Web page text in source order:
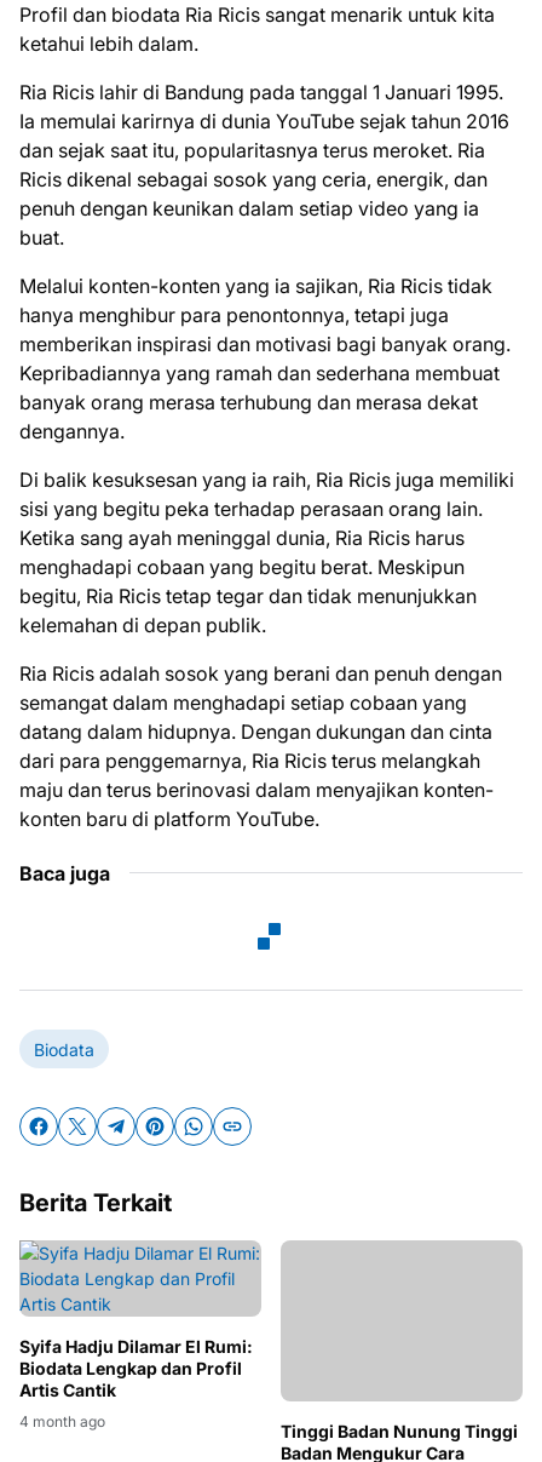
Profil dan biodata Ria Ricis sangat menarik untuk kita
ketahui lebih dalam.
Ria Ricis lahir di Bandung pada tanggal 1 Januari 1995.
Ia memulai karirnya di dunia YouTube sejak tahun 2016
dan sejak saat itu, popularitasnya terus meroket. Ria
Ricis dikenal sebagai sosok yang ceria, energik, dan
penuh dengan keunikan dalam setiap video yang ia
buat.
Melalui konten-konten yang ia sajikan, Ria Ricis tidak
hanya menghibur para penontonnya, tetapi juga
memberikan inspirasi dan motivasi bagi banyak orang.
Kepribadiannya yang ramah dan sederhana membuat
banyak orang merasa terhubung dan merasa dekat
dengannya.
Di balik kesuksesan yang ia raih, Ria Ricis juga memiliki
sisi yang begitu peka terhadap perasaan orang lain.
Ketika sang ayah meninggal dunia, Ria Ricis harus
menghadapi cobaan yang begitu berat. Meskipun
begitu, Ria Ricis tetap tegar dan tidak menunjukkan
kelemahan di depan publik.
Ria Ricis adalah sosok yang berani dan penuh dengan
semangat dalam menghadapi setiap cobaan yang
datang dalam hidupnya. Dengan dukungan dan cinta
dari para penggemarnya, Ria Ricis terus melangkah
maju dan terus berinovasi dalam menyajikan konten-
konten baru di platform YouTube.
Baca juga
Biodata
Berita Terkait
Syifa Hadju Dilamar El Rumi:
Biodata Lengkap dan Profil
Artis Cantik
4 month ago
Tinggi Badan Nunung Tinggi
Badan Mengukur Cara